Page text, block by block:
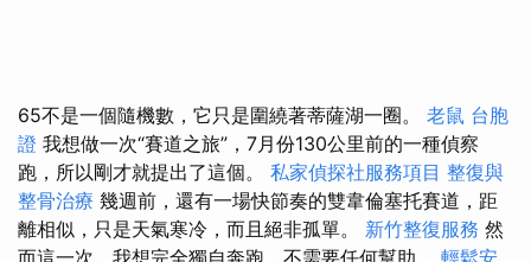
65不是一個隨機數，它只是圍繞著蒂薩湖一圈。 老鼠 台胞
證 我想做一次“賽道之旅”，7月份130公里前的一種偵察
跑，所以剛才就提出了這個。 私家偵探社服務項目 整復與
整骨治療 幾週前，還有一場快節奏的雙韋倫塞托賽道，距
離相似，只是天氣寒冷，而且絕非孤單。 新竹整復服務 然
而這一次，我想完全獨自奔跑，不需要任何幫助。 輕鬆安